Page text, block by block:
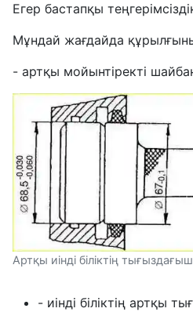
Егер бастапқы
Мұндай жағдайда құрылғыны
- артқы мойынтіректі
Артқы иінді біліктің
- иінді біліктің артқы